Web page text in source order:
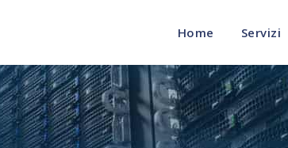
Home Servizi